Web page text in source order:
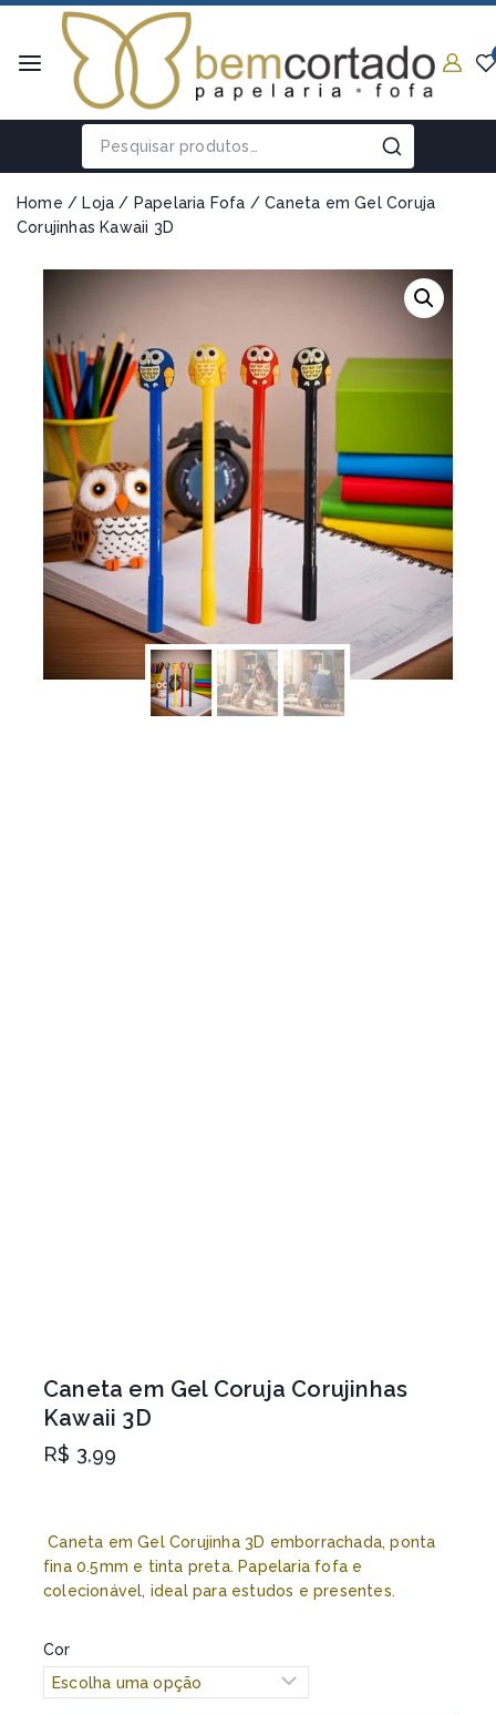
Home / Loja / Papelaria Fofa / Caneta em Gel Coruja
Corujinhas Kawaii 3D
Caneta em Gel Coruja Corujinhas
Kawaii 3D
R$ 3,99
Caneta em Gel Corujinha 3D emborrachada, ponta
fina 0.5mm e tinta preta. Papelaria fofa e
colecionável, ideal para estudos e presentes.
Cor